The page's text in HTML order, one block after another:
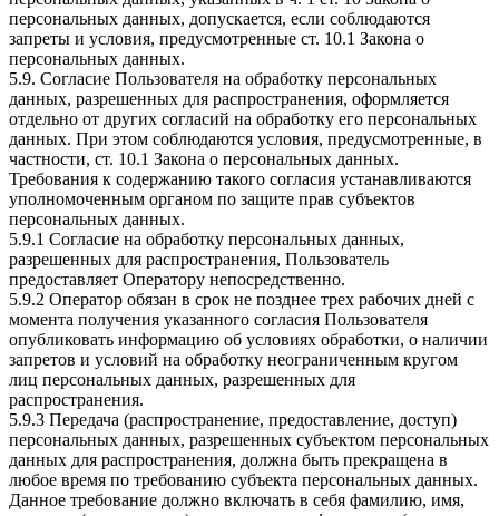
персональных данных, допускается, если соблюдаются
запреты и условия, предусмотренные ст. 10.1 Закона о
персональных данных.
5.9. Согласие Пользователя на обработку персональных
данных, разрешенных для распространения, оформляется
отдельно от других согласий на обработку его персональных
данных. При этом соблюдаются условия, предусмотренные, в
частности, ст. 10.1 Закона о персональных данных.
Требования к содержанию такого согласия устанавливаются
уполномоченным органом по защите прав субъектов
персональных данных.
5.9.1 Согласие на обработку персональных данных,
разрешенных для распространения, Пользователь
предоставляет Оператору непосредственно.
5.9.2 Оператор обязан в срок не позднее трех рабочих дней с
момента получения указанного согласия Пользователя
опубликовать информацию об условиях обработки, о наличии
запретов и условий на обработку неограниченным кругом
лиц персональных данных, разрешенных для
распространения.
5.9.3 Передача (распространение, предоставление, доступ)
персональных данных, разрешенных субъектом персональных
данных для распространения, должна быть прекращена в
любое время по требованию субъекта персональных данных.
Данное требование должно включать в себя фамилию, имя,